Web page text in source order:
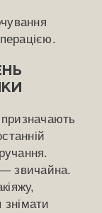
призначають
— звичайна.